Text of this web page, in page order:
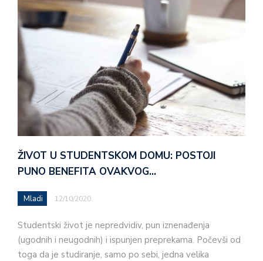
ŽIVOT U STUDENTSKOM DOMU: POSTOJI
PUNO BENEFITA OVAKVOG…
Mladi 12/10/2020
Studentski život je nepredvidiv, pun iznenađenja
(ugodnih i neugodnih) i ispunjen preprekama. Počevši od
toga da je studiranje, samo po sebi, jedna velika